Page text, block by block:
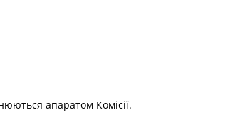
апаратом Комісії.